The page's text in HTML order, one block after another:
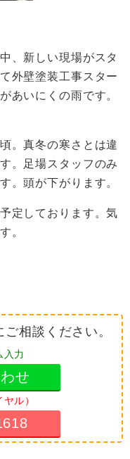
、新しい現場がスタ
外壁塗装工事スター
あいにくの雨です。
。真冬の寒さとは違
。足場スタッフのみ
。頭が下がります。
定しております。気
。
相談ください。
入力
せ
ル）